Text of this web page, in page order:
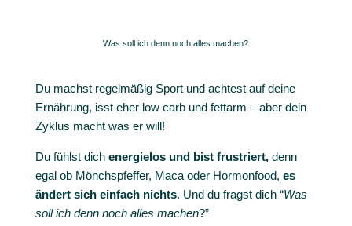
Was soll ich denn noch alles machen?
Du machst regelmäßig Sport und achtest auf deine
Ernährung, isst eher low carb und fettarm – aber dein
Zyklus macht was er will!
Du fühlst dich energielos und bist frustriert,denn
egal ob Mönchspfeffer, Maca oder Hormonfood, es
ändert sich einfach nichts. Und du fragst dich “Was
soll ich denn noch alles machen?”